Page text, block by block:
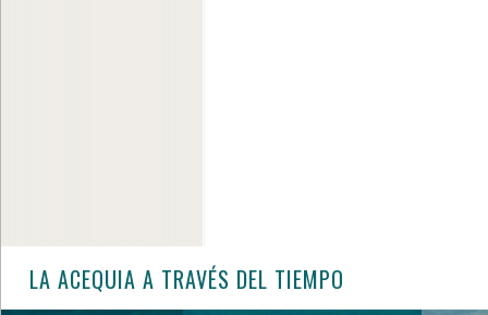
LA ACEQUIA A TRAVÉS DEL TIEMPO